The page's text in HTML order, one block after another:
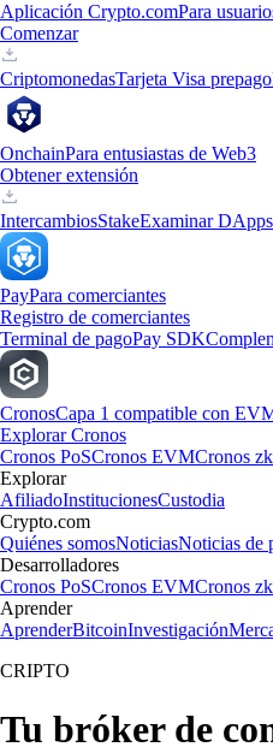
Aplicación Crypto.comPara
Comenzar
CriptomonedasTarjeta Visa prepago
OnchainPara entusiastas de Web3
Obtener extensión
IntercambiosStakeExaminar DApps
PayPara comerciantes
Registro de comerciantes
Terminal de pagoPay SDK
CronosCapa 1 compatible con
Explorar Cronos
Cronos PoSCronos EVMCronos
Explorar
AfiliadoInstitucionesCustodia
Crypto.com
Quiénes somosNoticiasNoticias de
Desarrolladores
Cronos PoSCronos EVMCronos
Aprender
AprenderBitcoinInvestigación
CRIPTO
Tu bróker de